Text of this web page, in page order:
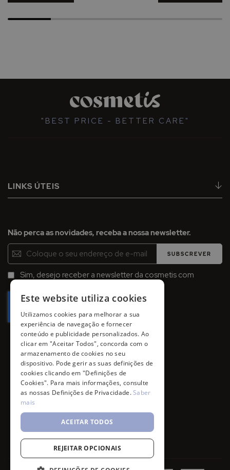
"BEST PRICE - BETTER CARE"
LINKS ÚTEIS
Não perca as novidades, receba a nossa newsletter.
Inscreva-
se
na
Newsletter:
SUBSCREVER
Sim, desejo receber a newsletter da cosmetis com
Este website utiliza cookies
Utilizamos cookies para melhorar a sua
experiência de navegação e fornecer
conteúdo e publicidade personalizados. Ao
clicar em "Aceitar Todos", concorda com o
armazenamento de cookies no seu
dispositivo. Pode gerir as suas definições de
cookies clicando em "Definições de
Cookies". Para mais informações, consulte
as nossas Definições de Privacidade.Saber
mais
ACEITAR TODOS
REJEITAR OPCIONAIS